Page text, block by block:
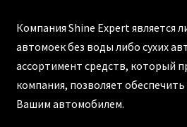
Компания Shine Expert является
автомоек без воды либо сухих
ассортимент средств, который
компания, позволяет
Вашим автомобилем.